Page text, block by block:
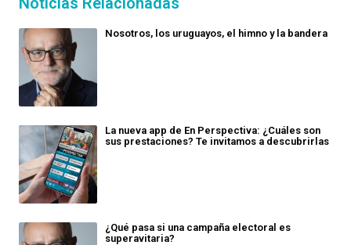
Nosotros, los uruguayos, el himno y la bandera
La nueva app de En Perspectiva: ¿Cuáles son
sus prestaciones? Te invitamos a descubrirlas
¿Qué pasa si una campaña electoral es
superavitaria?